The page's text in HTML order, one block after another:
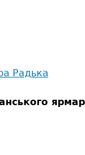
Радька